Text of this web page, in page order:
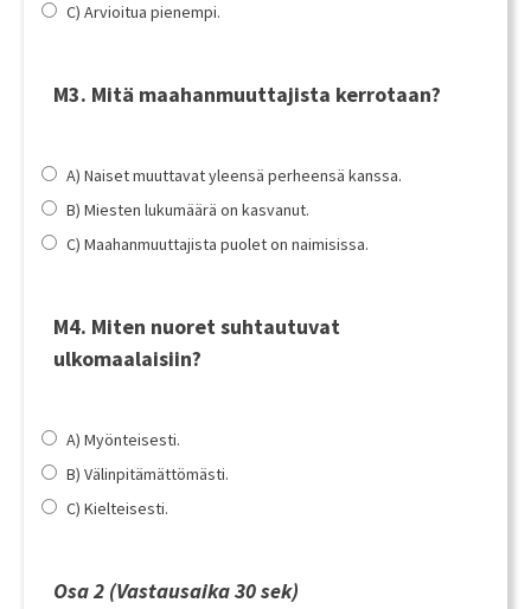
C) Arvioitua pienempi.
M3. Mitä maahanmuuttajista kerrotaan?
A) Naiset muuttavat yleensä perheensä kanssa.
B) Miesten lukumäärä on kasvanut.
C) Maahanmuuttajista puolet on naimisissa.
M4. Miten nuoret suhtautuvat
ulkomaalaisiin?
A) Myönteisesti.
B) Välinpitämättömästi.
C) Kielteisesti.
Osa 2 (Vastausaika 30 sek)